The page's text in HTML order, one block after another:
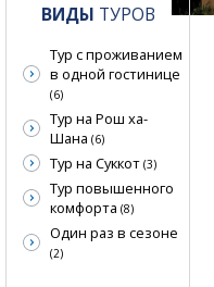
ВИДЫ ТУРОВ
Тур с проживанием
в одной гостинице
(6)
Тур на Рош ха-
Шана (6)
Тур на Суккот (3)
Тур повышенного
комфорта (8)
Один раз в сезоне
(2)